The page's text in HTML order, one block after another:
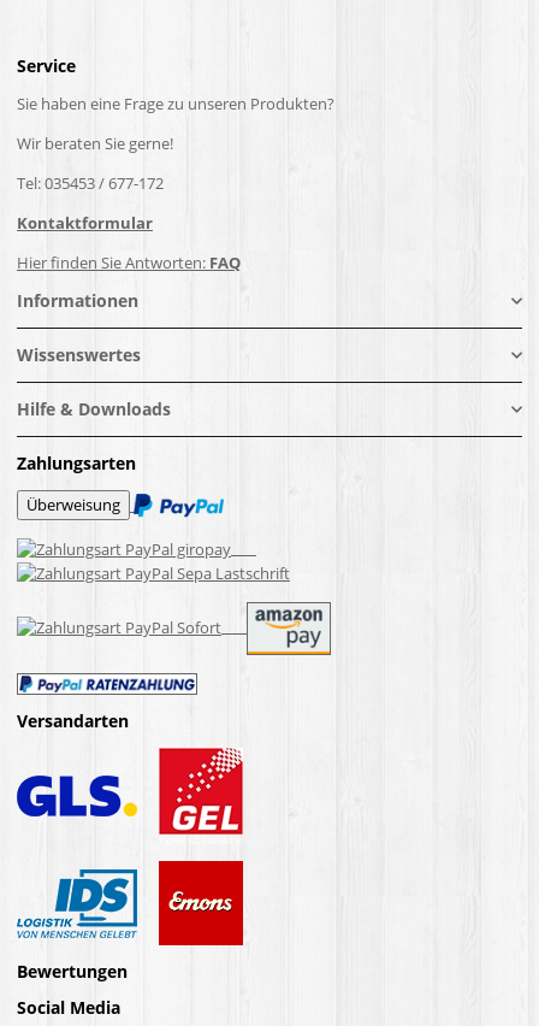
Service
Sie haben eine Frage zu unseren Produkten?
Wir beraten Sie gerne!
Tel: 035453 / 677-172
Kontaktformular
Hier finden Sie Antworten: FAQ
Informationen
Wissenswertes
Hilfe & Downloads
Zahlungsarten
Versandarten
Bewertungen
Social Media